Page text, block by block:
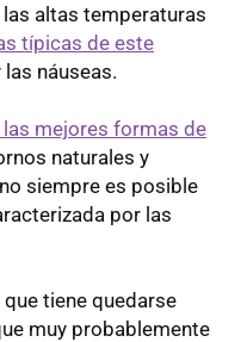
las altas temperaturas
típicas de este
náuseas.
las mejores formas de
naturales y
siempre es posible
por las
que tiene quedarse
muy probablemente